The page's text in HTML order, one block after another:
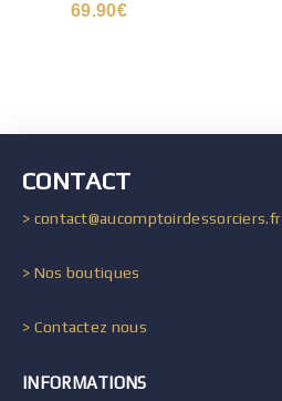
69.90€
CONTACT
> contact@aucomptoirdessorciers.fr
> Nos boutiques
> Contactez nous
INFORMATIONS